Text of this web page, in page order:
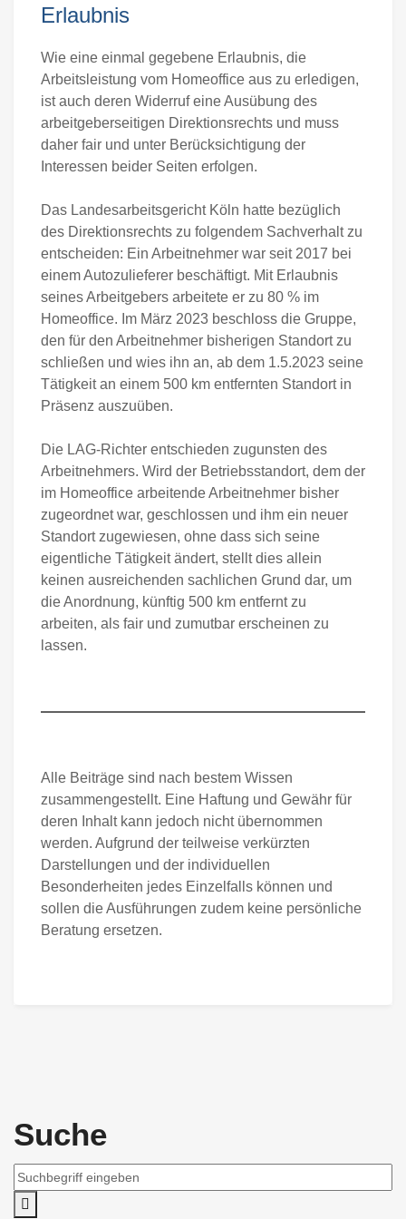
Erlaubnis
Wie eine einmal gegebene Erlaubnis, die
Arbeitsleistung vom Homeoffice aus zu erledigen,
ist auch deren Widerruf eine Ausübung des
arbeitgeberseitigen Direktionsrechts und muss
daher fair und unter Berücksichtigung der
Interessen beider Seiten erfolgen.
Das Landesarbeitsgericht Köln hatte bezüglich
des Direktionsrechts zu folgendem Sachverhalt zu
entscheiden: Ein Arbeitnehmer war seit 2017 bei
einem Autozulieferer beschäftigt. Mit Erlaubnis
seines Arbeitgebers arbeitete er zu 80 % im
Homeoffice. Im März 2023 beschloss die Gruppe,
den für den Arbeitnehmer bisherigen Standort zu
schließen und wies ihn an, ab dem 1.5.2023 seine
Tätigkeit an einem 500 km entfernten Standort in
Präsenz auszuüben.
Die LAG-Richter entschieden zugunsten des
Arbeitnehmers. Wird der Betriebsstandort, dem der
im Homeoffice arbeitende Arbeitnehmer bisher
zugeordnet war, geschlossen und ihm ein neuer
Standort zugewiesen, ohne dass sich seine
eigentliche Tätigkeit ändert, stellt dies allein
keinen ausreichenden sachlichen Grund dar, um
die Anordnung, künftig 500 km entfernt zu
arbeiten, als fair und zumutbar erscheinen zu
lassen.
Alle Beiträge sind nach bestem Wissen
zusammengestellt. Eine Haftung und Gewähr für
deren Inhalt kann jedoch nicht übernommen
werden. Aufgrund der teilweise verkürzten
Darstellungen und der individuellen
Besonderheiten jedes Einzelfalls können und
sollen die Ausführungen zudem keine persönliche
Beratung ersetzen.
Suche